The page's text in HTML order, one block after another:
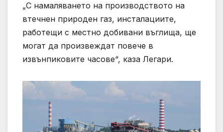
„С намаляването на производството на
втечнен природен газ, инсталациите,
работещи с местно добивани въглища, ще
могат да произвеждат повече в
извънпиковите часове“, каза Легари.